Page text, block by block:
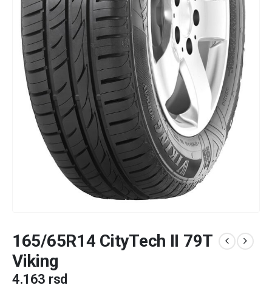
165/65R14 CityTech II 79T
Viking
4.163 rsd